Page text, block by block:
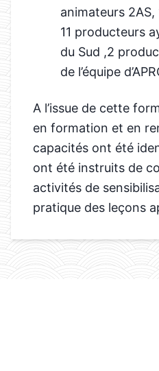
animateurs 2AS,
11 producteurs
du Sud ,2
de l’équipe
A l’issue de cette
en formation et en
capacités ont été
ont été instruits de
activités de
pratique des leçons